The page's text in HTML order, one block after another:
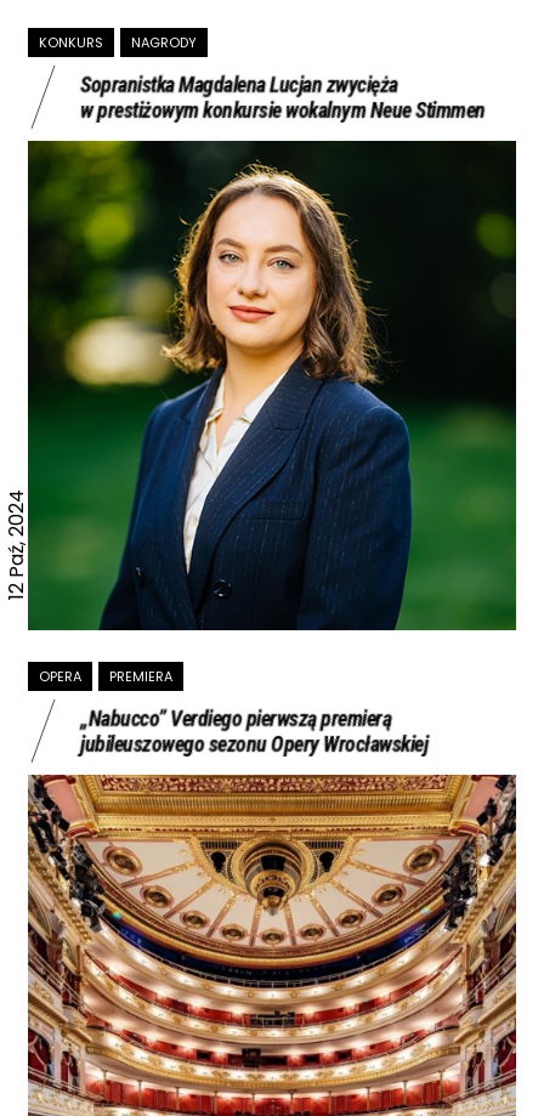
KONKURS NAGRODY
Sopranistka Magdalena Lucjan zwycięża
w prestiżowym konkursie wokalnym Neue Stimmen
12 Paź, 2024
OPERA PREMIERA
„Nabucco” Verdiego pierwszą premierą
jubileuszowego sezonu Opery Wrocławskiej